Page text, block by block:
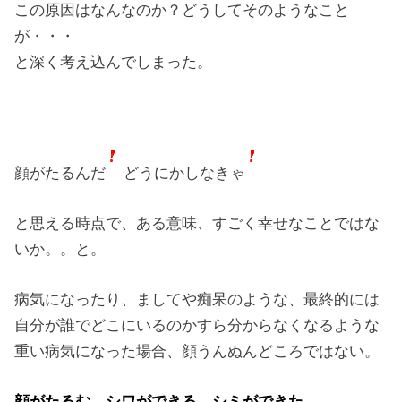
この原因はなんなのか？どうしてそのようなこと
が・・・
と深く考え込んでしまった。
顔がたるんだ どうにかしなきゃ
と思える時点で、ある意味、すごく幸せなことではな
いか。。と。
病気になったり、ましてや痴呆のような、最終的には
自分が誰でどこにいるのかすら分からなくなるような
重い病気になった場合、顔うんぬんどころではない。